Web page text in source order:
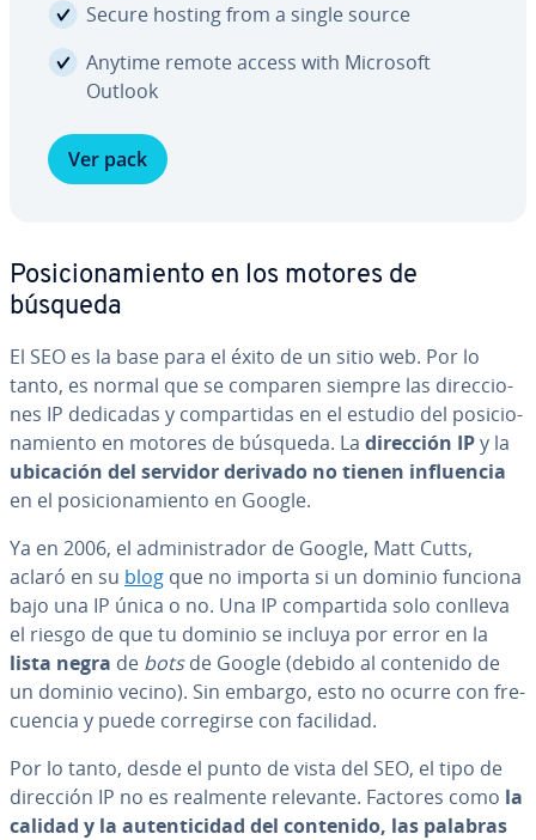
Secure hosting from a single source
Anytime remote access with Microsoft
Outlook
Ver pack
Po­si­cio­na­mie­n­to en los motores de
búsqueda
El SEO es la base para el éxito de un sitio web. Por lo
tanto, es normal que se comparen siempre las di­re­c­cio­
nes IP dedicadas y co­m­pa­r­ti­das en el estudio del po­si­cio­
na­mie­n­to en motores de búsqueda. La dirección IPy la
ubicación del servidor derivado no tienen in­flue­n­cia
en el po­si­cio­na­mie­n­to en Google.
Ya en 2006, el ad­mi­ni­s­tra­dor de Google, Matt Cutts,
aclaró en su blog que no importa si un dominio funciona
bajo una IP única o no. Una IP co­m­pa­r­ti­da solo conlleva
el riesgo de que tu dominio se incluya por error en la
lista negra de botsde Google (debido al contenido de
un dominio vecino). Sin embargo, esto no ocurre con fre­
cue­n­cia y puede co­rre­gi­r­se con facilidad.
Por lo tanto, desde el punto de vista del SEO, el tipo de
dirección IP no es realmente relevante. Factores como la
calidad y la au­te­n­ti­ci­dad del contenido, las palabras